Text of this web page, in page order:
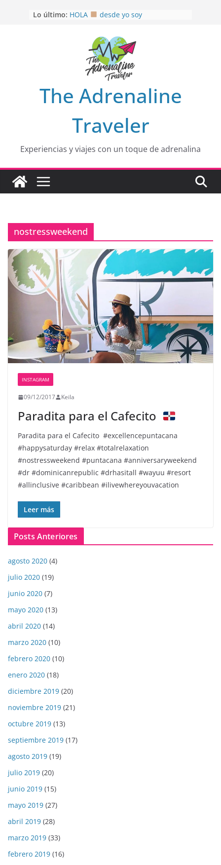
Lo último: HOLA
desde yo soy
EL SENDERO DEL CACAO: Excelente
opción
HOSPEDAJE AL NATURALSHH !!
OTRA PERSPECTIVA de RÍO EL
MULITO!
The Adrenaline
Traveler
Experiencias y viajes con un toque de adrenalina
nostressweekend
INSTAGRAM
09/12/2017 Keila
Paradita para el Cafecito
Paradita para el Cafecito ️ #excellencepuntacana
#happysaturday #relax #totalrelaxation
#nostressweekend #puntacana #anniversaryweekend
#dr #dominicanrepublic #drhasitall #wayuu #resort
#allinclusive #caribbean #ilivewhereyouvacation
Leer más
Posts Anteriores
agosto 2020 (4)
julio 2020 (19)
junio 2020 (7)
mayo 2020 (13)
abril 2020 (14)
marzo 2020 (10)
febrero 2020 (10)
enero 2020 (18)
diciembre 2019 (20)
noviembre 2019 (21)
octubre 2019 (13)
septiembre 2019 (17)
agosto 2019 (19)
julio 2019 (20)
junio 2019 (15)
mayo 2019 (27)
abril 2019 (28)
marzo 2019 (33)
febrero 2019 (16)